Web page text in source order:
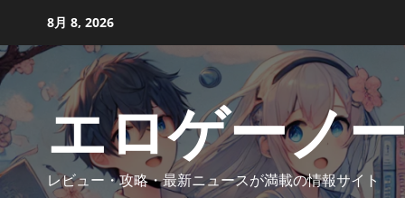
content
8月 8, 2026
エロゲーノ
レビュー・攻略・最新ニュースが満載の情報サイト